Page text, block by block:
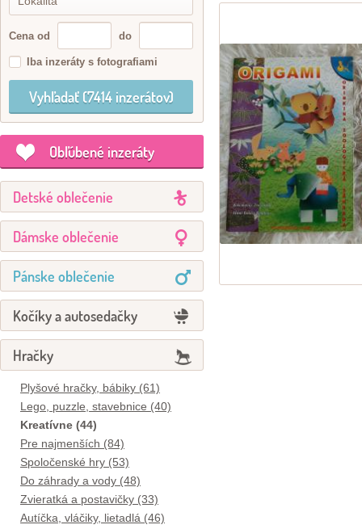
Cena od do
Iba inzeráty s fotografiami
Obľúbené inzeráty
Detské oblečenie
Dámske oblečenie
Pánske oblečenie
Kočíky a autosedačky
Hračky
Plyšové hračky, bábiky (61)
Lego, puzzle, stavebnice (40)
Kreatívne (44)
Pre najmenších (84)
Spoločenské hry (53)
Do záhrady a vody (48)
Zvieratká a postavičky (33)
Autíčka, vláčiky, lietadlá (46)